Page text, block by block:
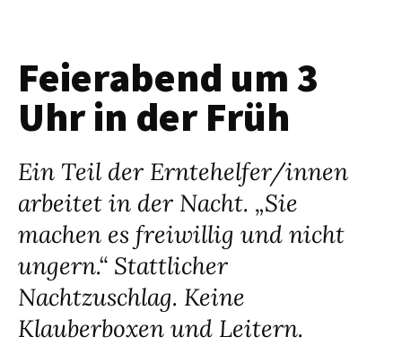
Feierabend um 3
Uhr in der Früh
Ein Teil der Erntehelfer/innen
arbeitet in der Nacht. „Sie
machen es freiwillig und nicht
ungern.“ Stattlicher
Nachtzuschlag. Keine
Klauberboxen und Leitern.